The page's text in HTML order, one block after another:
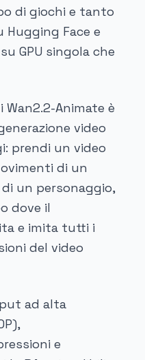
di giochi e tanto
Hugging Face e
GPU singola che
Animate è
video
prendi un video
di un
un personaggio,
dove il
e imita tutti i
del video
ad alta
e